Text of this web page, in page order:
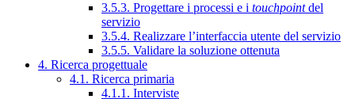
3.5.3. Progettare i processi e i touchpointdel
servizio
3.5.4. Realizzare l’interfaccia utente del servizio
3.5.5. Validare la soluzione ottenuta
4. Ricerca progettuale
4.1. Ricerca primaria
4.1.1. Interviste